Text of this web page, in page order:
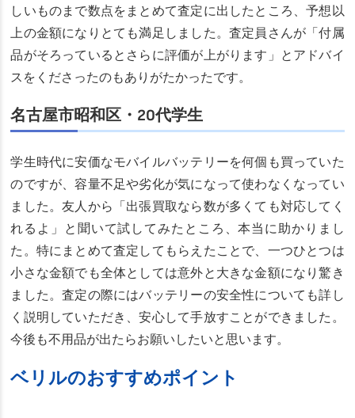
しいものまで数点をまとめて査定に出したところ、予想以
上の金額になりとても満足しました。査定員さんが「付属
品がそろっているとさらに評価が上がります」とアドバイ
スをくださったのもありがたかったです。
名古屋市昭和区・20代学生
学生時代に安価なモバイルバッテリーを何個も買っていた
のですが、容量不足や劣化が気になって使わなくなってい
ました。友人から「出張買取なら数が多くても対応してく
れるよ」と聞いて試してみたところ、本当に助かりまし
た。特にまとめて査定してもらえたことで、一つひとつは
小さな金額でも全体としては意外と大きな金額になり驚き
ました。査定の際にはバッテリーの安全性についても詳し
く説明していただき、安心して手放すことができました。
今後も不用品が出たらお願いしたいと思います。
ベリルのおすすめポイント